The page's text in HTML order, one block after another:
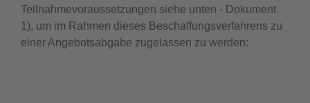
Teilnahmevoraussetzungen siehe unten - Dokument
1), um im Rahmen dieses Beschaffungsverfahrens zu
einer Angebotsabgabe zugelassen zu werden: